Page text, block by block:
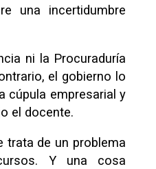
una incertidumbre
ni la Procuraduría
el gobierno lo
cúpula empresarial y
el docente.
trata de un problema
Y una cosa